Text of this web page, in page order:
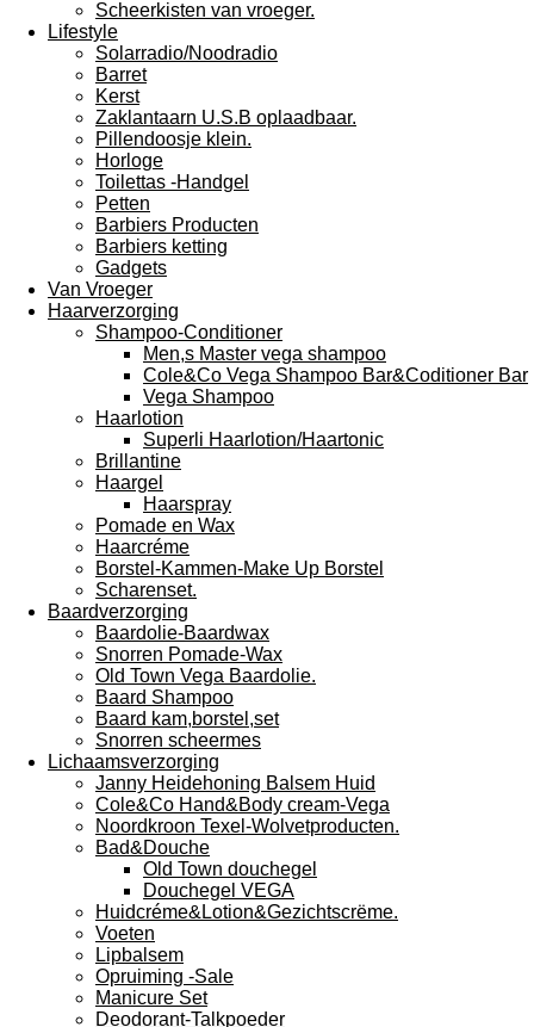
Scheerkisten van vroeger.
Lifestyle
Solarradio/Noodradio
Barret
Kerst
Zaklantaarn U.S.B oplaadbaar.
Pillendoosje klein.
Horloge
Toilettas -Handgel
Petten
Barbiers Producten
Barbiers ketting
Gadgets
Van Vroeger
Haarverzorging
Shampoo-Conditioner
Men,s Master vega shampoo
Cole&Co Vega Shampoo Bar&Coditioner Bar
Vega Shampoo
Haarlotion
Superli Haarlotion/Haartonic
Brillantine
Haargel
Haarspray
Pomade en Wax
Haarcréme
Borstel-Kammen-Make Up Borstel
Scharenset.
Baardverzorging
Baardolie-Baardwax
Snorren Pomade-Wax
Old Town Vega Baardolie.
Baard Shampoo
Baard kam,borstel,set
Snorren scheermes
Lichaamsverzorging
Janny Heidehoning Balsem Huid
Cole&Co Hand&Body cream-Vega
Noordkroon Texel-Wolvetproducten.
Bad&Douche
Old Town douchegel
Douchegel VEGA
Huidcréme&Lotion&Gezichtscrëme.
Voeten
Lipbalsem
Opruiming -Sale
Manicure Set
Deodorant-Talkpoeder